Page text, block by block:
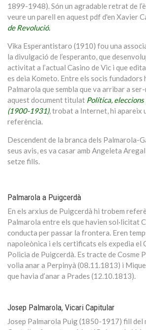
1899-1948). Són un agradable retrat de
veure un parell en aquest pdf d'en Xavier
de Revolució.
Vika Esperantistaro (1910) fou una
la divulgació de l’esperanto, que
activitat a l’actual Casino de Vic i que
es deia Kometo. Entre els socis fundadors
Palmarola que sembla que va arribar a
aquest document titulat Política,
(1900-1931), trobat a Internet, hi apareix
referència.
Descendent de la branca dels Palmarola-
seus avis, es va casar amb Angeleta
setze fills.
Palmarola a Puigcerdà
En els arxius de Puigcerdà hi trobem
Palmarola entre els que havien sol·licitat
conducta per passar la frontera. Eren
napoleònica i els certificats els expedia el
Policia de Puigcerdà. Es tracte de Cosme
volia anar a Perpinyà (08.11.1813) i
que havia d’anar a Prades (12.10.1813).
Josep Palmarola, Vicari Capitular
Josep Palmarola Puig (1850-1917) fill del